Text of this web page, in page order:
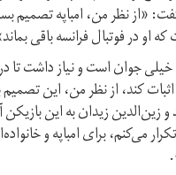
«از نظر من، امباپه تصمیم
او در فوتبال فرانسه باقی
جوان است و نیاز داشت تا
کند، از نظر من، این
و زین‌الدین زیدان به این
تکرار می‌کنم، برای امباپه و